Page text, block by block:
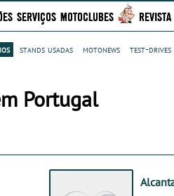
SERVIÇOS MOTOCLUBES REVISTA
stands usadas motonews test-drives
Portugal